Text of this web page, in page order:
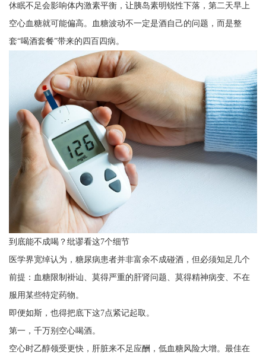
休眠不足会影响体内激素平衡，让胰岛素明锐性下落，第二天早上
空心血糖就可能偏高。血糖波动不一定是酒自己的问题，而是整
套“喝酒套餐”带来的四百四病。
到底能不成喝？纰谬看这7个细节
医学界宽绰认为，糖尿病患者并非富余不成碰酒，但必须知足几个
前提：血糖限制褂讪、莫得严重的肝肾问题、莫得精神病变、不在
服用某些特定药物。
即便如斯，也得把底下这7点紧记起取。
第一，千万别空心喝酒。
空心时乙醇领受更快，肝脏来不足应酬，低血糖风险大增。最佳在